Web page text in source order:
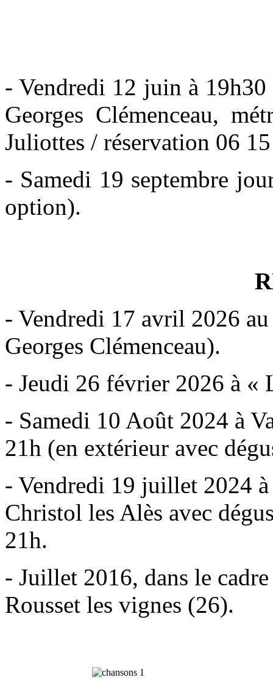
- Vendredi 12 juin à
Georges Clémenceau,
Juliottes / réservation 06
- Samedi 19 septembre
option).
- Vendredi 17 avril 2026
Georges Clémenceau).
- Jeudi 26 février 2026 à «
- Samedi 10 Août 2024 à
21h (en extérieur avec
- Vendredi 19 juillet 2024
Christol les Alès avec
21h.
- Juillet 2016, dans le
Rousset les vignes (26).